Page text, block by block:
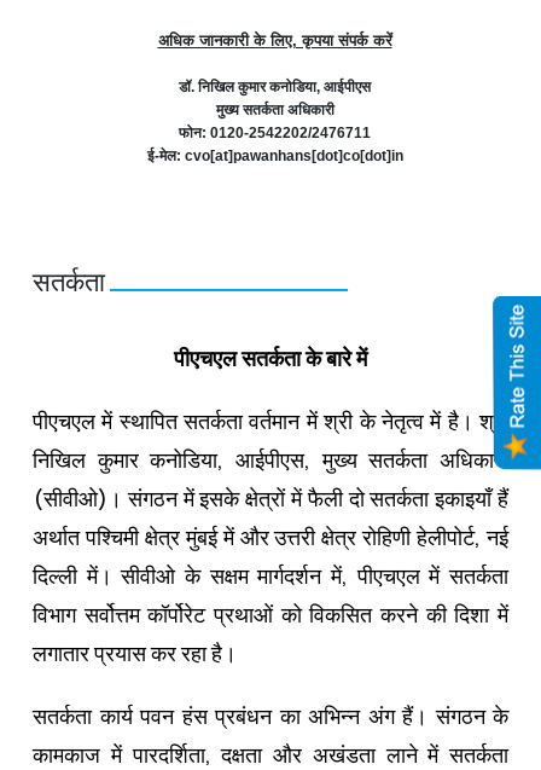
अधिक जानकारी के लिए, कृपया संपर्क करें
डॉ. निखिल कुमार कनोडिया, आईपीएस
मुख्य सतर्कता अधिकारी
फोन: 0120-2542202/2476711
ई-मेल: cvo[at]pawanhans[dot]co[dot]in
सतर्कता
पीएचएल सतर्कता के बारे में
पीएचएल में स्थापित सतर्कता वर्तमान में श्री के नेतृत्व में है। श्री
निखिल कुमार कनोडिया, आईपीएस, मुख्य सतर्कता अधिकारी
(सीवीओ)। संगठन में इसके क्षेत्रों में फैली दो सतर्कता इकाइयाँ हैं
अर्थात पश्चिमी क्षेत्र मुंबई में और उत्तरी क्षेत्र रोहिणी हेलीपोर्ट, नई
दिल्ली में। सीवीओ के सक्षम मार्गदर्शन में, पीएचएल में सतर्कता
विभाग सर्वोत्तम कॉर्पोरेट प्रथाओं को विकसित करने की दिशा में
लगातार प्रयास कर रहा है।
सतर्कता कार्य पवन हंस प्रबंधन का अभिन्न अंग हैं। संगठन के
कामकाज में पारदर्शिता, दक्षता और अखंडता लाने में सतर्कता